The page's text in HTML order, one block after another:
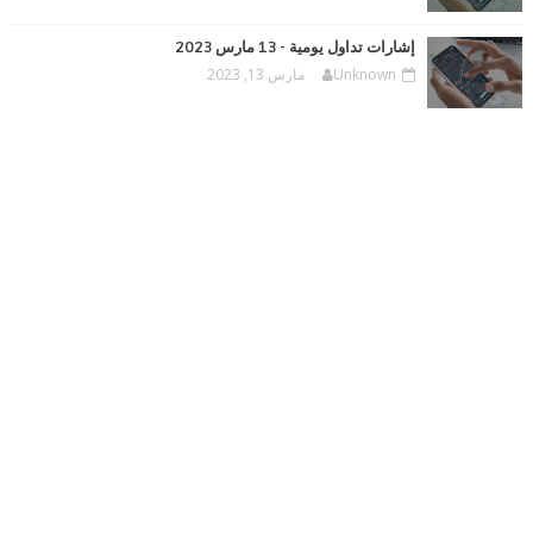
إشارات تداول يومية - 13 مارس 2023
Unknown مارس 13, 2023